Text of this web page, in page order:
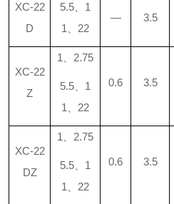
XC-22
D
5.5、1
1、22
— 3.5
XC-22
Z
1、2.75
5.5、1
1、22
0.6 3.5
XC-22
DZ
1、2.75
5.5、1
1、22
0.6 3.5